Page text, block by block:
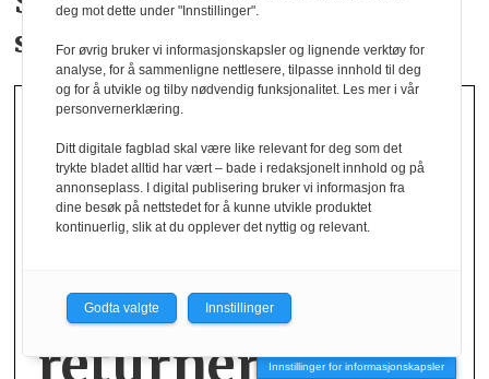
satsing på tekstil
Lojale kunder
returnererInnstillinger for informasjonskapsler
deg mot dette under "Innstillinger".
For øvrig bruker vi informasjonskapsler og lignende verktøy for
analyse, for å sammenligne nettlesere, tilpasse innhold til deg
og for å utvikle og tilby nødvendig funksjonalitet. Les mer i vår
personvernerklæring.
Ditt digitale fagblad skal være like relevant for deg som det
trykte bladet alltid har vært – bade i redaksjonelt innhold og på
annonseplass. I digital publisering bruker vi informasjon fra
dine besøk på nettstedet for å kunne utvikle produktet
kontinuerlig, slik at du opplever det nyttig og relevant.
Godta valgte Innstillinger